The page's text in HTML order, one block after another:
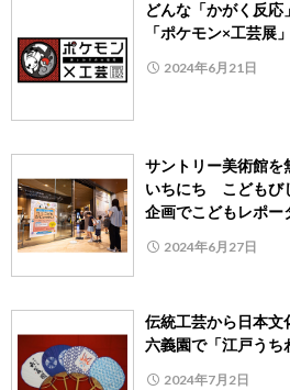
どんな「かがく反
「ポケモン×工芸展
2024年6月21日
サントリー美術館を
いちにち こどもび
企画でこどもレポー
2024年6月27日
伝統工芸から日本
六義園で「江戸うち
2024年7月2日